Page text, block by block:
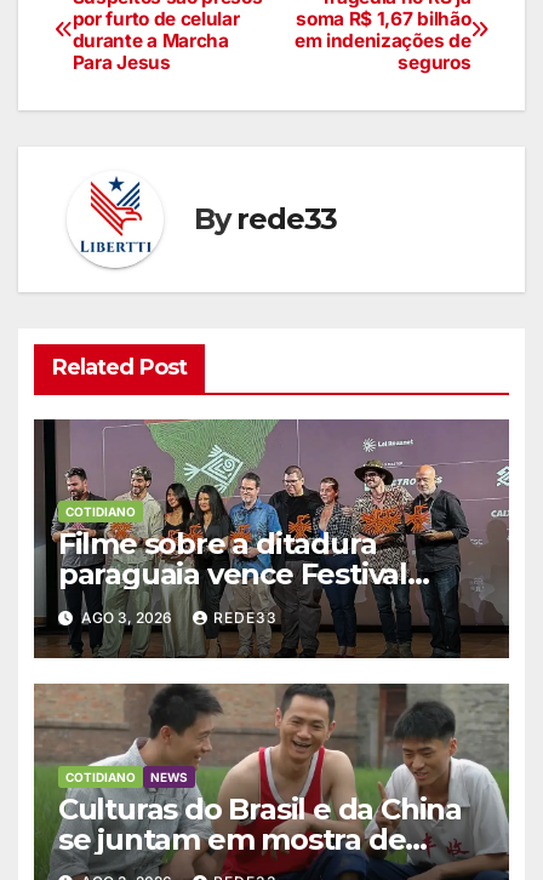
soma R$ 1,67 bilhão
em indenizações de
seguros
por furto de celular
durante a Marcha
Para Jesus
Byrede33
Related Post
COTIDIANO
Filme sobre a ditadura
paraguaia vence Festival
Bonito CineSur
AGO 3, 2026 REDE33
COTIDIANO NEWS
Culturas do Brasil e da China
se juntam em mostra de
filmes no Rio